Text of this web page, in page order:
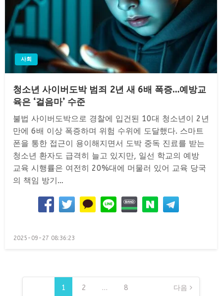
사회
청소년 사이버도박 범죄 2년 새 6배 폭증…예방교
육은 ‘걸음마’ 수준
불법 사이버도박으로 경찰에 입건된 10대 청소년이 2년
만에 6배 이상 폭증하며 위험 수위에 도달했다. 스마트
폰을 통한 접근이 용이해지면서 도박 중독 진료를 받는
청소년 환자도 급격히 늘고 있지만, 일선 학교의 예방
교육 시행률은 여전히 20%대에 머물러 있어 교육 당국
의 책임 방기…
Posted
2025-09-27 08:36:23
글
1 2 … 8 다음